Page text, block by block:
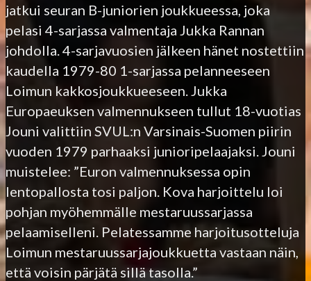
jatkui seuran B-juniorien joukkueessa, joka
pelasi 4-sarjassa valmentaja Jukka Rannan
johdolla. 4-sarjavuosien jälkeen hänet nostettiin
kaudella 1979-80 1-sarjassa pelanneeseen
Loimun kakkosjoukkueeseen. Jukka
Europaeuksen valmennukseen tullut 18-vuotias
Jouni valittiin SVUL:n Varsinais-Suomen piirin
vuoden 1979 parhaaksi junioripelaajaksi. Jouni
muistelee: ”Euron valmennuksessa opin
lentopallosta tosi paljon. Kova harjoittelu loi
pohjan myöhemmälle mestaruussarjassa
pelaamiselleni. Pelatessamme harjoitusotteluja
Loimun mestaruussarjajoukkuetta vastaan näin,
että voisin pärjätä sillä tasolla.”